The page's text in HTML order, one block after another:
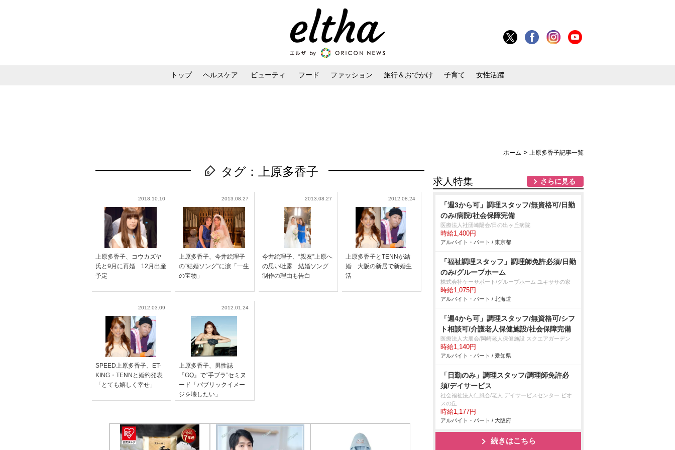
トップ ヘルスケア ビューティ フード ファッション 旅行＆おでかけ 子育て 女性活躍
ホーム > 上原多香子記事一覧
タグ：上原多香子
2018.10.10
上原多香子、コウカズヤ
氏と9月に再婚 12月出産
予定
2013.08.27
上原多香子、今井絵理子
の“結婚ソング”に涙「一生
の宝物」
2013.08.27
今井絵理子、“親友”上原へ
の思い吐露 結婚ソング
制作の理由も告白
2012.08.24
上原多香子とTENNが結
婚 大阪の新居で新婚生
活
2012.03.09
SPEED上原多香子、ET-
KING・TENNと婚約発表
「とても嬉しく幸せ」
2012.01.24
上原多香子、男性誌
『GQ』で“手ブラ”セミヌ
ード「パブリックイメー
ジを壊したい」
求人特集 さらに見る
「週3から可」調理スタッフ/無資格可/日勤
のみ/病院/社会保障完備
医療法人社団崎陽会/日の出ヶ丘病院
時給1,400円
アルバイト・パート / 東京都
「福祉調理スタッフ」調理師免許必須/日勤
のみ/グループホーム
株式会社ケーサポート/グループホーム ユキササの家
時給1,075円
アルバイト・パート / 北海道
「週4から可」調理スタッフ/無資格可/シフ
ト相談可/介護老人保健施設/社会保障完備
医療法人大朋会/岡崎老人保健施設 スクエアガーデン
時給1,140円
アルバイト・パート / 愛知県
「日勤のみ」調理スタッフ/調理師免許必
須/デイサービス
社会福祉法人仁風会/老人 デイサービスセンター ビオ
スの丘
時給1,177円
アルバイト・パート / 大阪府
続きはこちら